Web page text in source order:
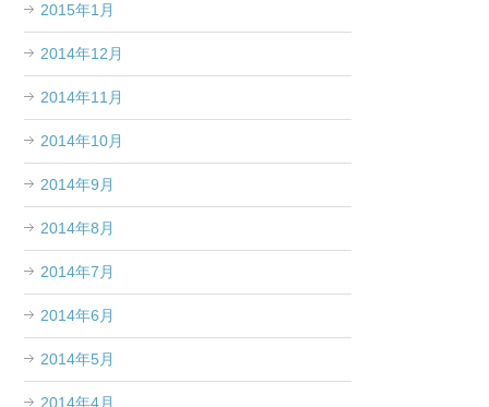
2015年1月
2014年12月
2014年11月
2014年10月
2014年9月
2014年8月
2014年7月
2014年6月
2014年5月
2014年4月